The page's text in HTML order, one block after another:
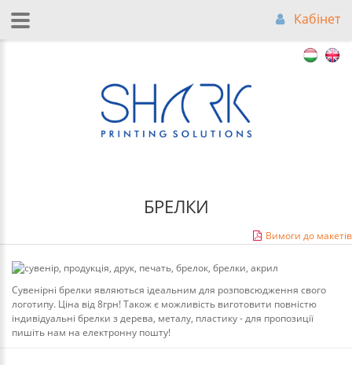
Кабінет
БРЕЛКИ
Вимоги до макетів
Сувенірні брелки являються ідеальним для розповсюдження свого
логотипу. Ціна від 8грн! Також є можливість виготовити повністю
індивідуальні брелки з дерева, металу, пластику - для пропозиції
пишіть нам на електронну пошту!